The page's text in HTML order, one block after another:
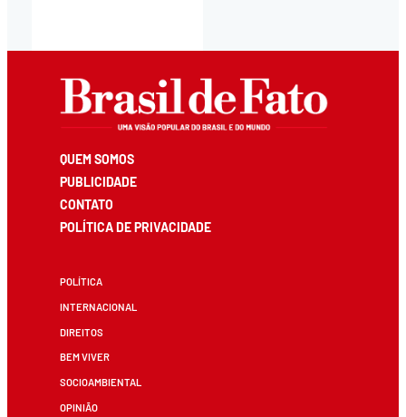
QUEM SOMOS
PUBLICIDADE
CONTATO
POLÍTICA DE PRIVACIDADE
POLÍTICA
INTERNACIONAL
DIREITOS
BEM VIVER
SOCIOAMBIENTAL
OPINIÃO